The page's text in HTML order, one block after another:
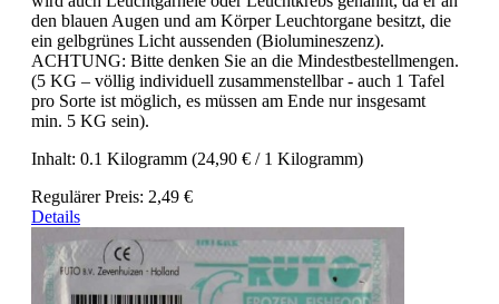
den blauen Augen und am Körper Leuchtorgane besitzt, die
ein gelbgrünes Licht aussenden (Biolumineszenz).
ACHTUNG: Bitte denken Sie an die Mindestbestellmengen.
(5 KG – völlig individuell zusammenstellbar - auch 1 Tafel
pro Sorte ist möglich, es müssen am Ende nur insgesamt
min. 5 KG sein).
Inhalt: 0.1 Kilogramm (24,90 € / 1 Kilogramm)
Regulärer Preis: 2,49 €
Details